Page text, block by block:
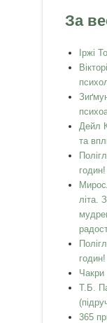
За
Іржі
Дейл
та
годин!
літа.
годин!
Чакри
Т.Б.
365